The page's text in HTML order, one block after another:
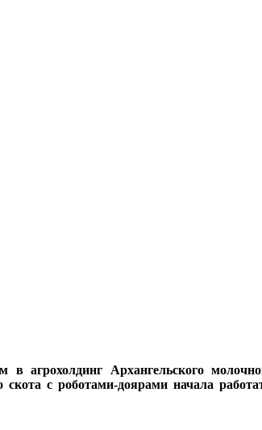
агрохолдинг Архангельского
с роботами-доярами начала